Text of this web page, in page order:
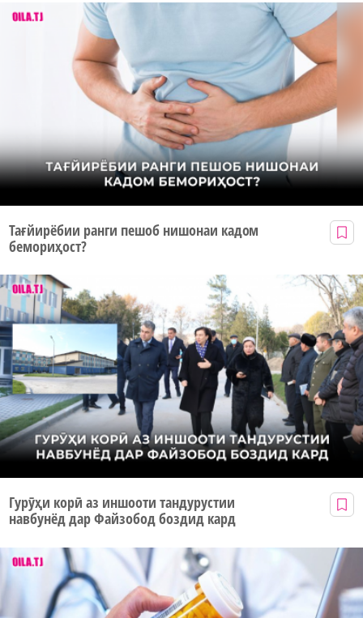
Тағйирёбии ранги пешоб нишонаи кадом
бемориҳост?
Гурӯҳи корӣ аз иншооти тандурустии
навбунёд дар Файзобод боздид кард